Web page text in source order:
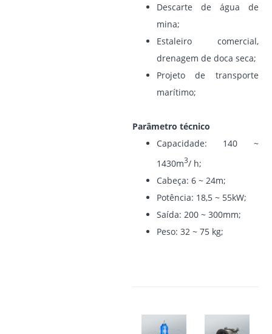
Descarte de água de
mina;
Estaleiro comercial,
drenagem de doca seca;
Projeto de transporte
marítimo;
Parâmetro técnico
Capacidade: 140 ~
1430m3/ h;
Cabeça: 6 ~ 24m;
Potência: 18,5 ~ 55kW;
Saída: 200 ~ 300mm;
Peso: 32 ~ 75 kg;